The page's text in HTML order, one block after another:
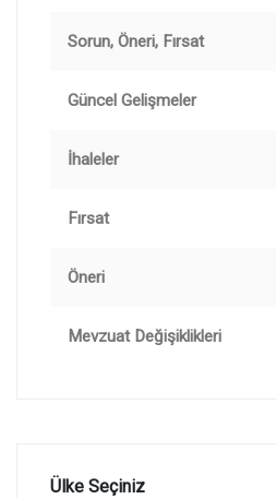
Sorun, Öneri, Fırsat
Güncel Gelişmeler
İhaleler
Fırsat
Öneri
Mevzuat Değişiklikleri
Ülke Seçiniz